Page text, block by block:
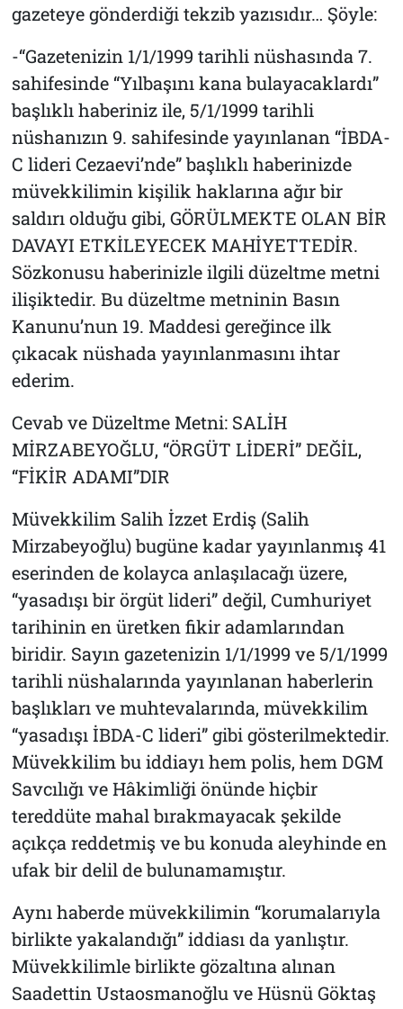
gazeteye gönderdiği tekzib yazısıdır… Şöyle:
-“Gazetenizin 1/1/1999 tarihli nüshasında 7.
sahifesinde “Yılbaşını kana bulayacaklardı”
başlıklı haberiniz ile, 5/1/1999 tarihli
nüshanızın 9. sahifesinde yayınlanan “İBDA-
C lideri Cezaevi’nde” başlıklı haberinizde
müvekkilimin kişilik haklarına ağır bir
saldırı olduğu gibi, GÖRÜLMEKTE OLAN BİR
DAVAYI ETKİLEYECEK MAHİYETTEDİR.
Sözkonusu haberinizle ilgili düzeltme metni
ilişiktedir. Bu düzeltme metninin Basın
Kanunu’nun 19. Maddesi gereğince ilk
çıkacak nüshada yayınlanmasını ihtar
ederim.
Cevab ve Düzeltme Metni: SALİH
MİRZABEYOĞLU, “ÖRGÜT LİDERİ” DEĞİL,
“FİKİR ADAMI”DIR
Müvekkilim Salih İzzet Erdiş (Salih
Mirzabeyoğlu) bugüne kadar yayınlanmış 41
eserinden de kolayca anlaşılacağı üzere,
“yasadışı bir örgüt lideri” değil, Cumhuriyet
tarihinin en üretken fikir adamlarından
biridir. Sayın gazetenizin 1/1/1999 ve 5/1/1999
tarihli nüshalarında yayınlanan haberlerin
başlıkları ve muhtevalarında, müvekkilim
“yasadışı İBDA-C lideri” gibi gösterilmektedir.
Müvekkilim bu iddiayı hem polis, hem DGM
Savcılığı ve Hâkimliği önünde hiçbir
tereddüte mahal bırakmayacak şekilde
açıkça reddetmiş ve bu konuda aleyhinde en
ufak bir delil de bulunamamıştır.
Aynı haberde müvekkilimin “korumalarıyla
birlikte yakalandığı” iddiası da yanlıştır.
Müvekkilimle birlikte gözaltına alınan
Saadettin Ustaosmanoğlu ve Hüsnü Göktaş